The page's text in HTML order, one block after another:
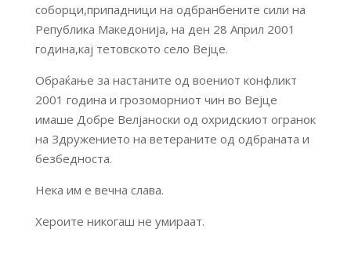
соборци,припадници на одбранбените сили на
Република Македонија, на ден 28 Април 2001
година,кај тетовското село Вејце.
Обраќање за настаните од воениот конфликт
2001 година и грозоморниот чин во Вејце
имаше Добре Велјаноски од охридскиот огранок
на Здружението на ветераните од одбраната и
безбедноста.
Нека им е вечна слава.
Хероите никогаш не умираат.